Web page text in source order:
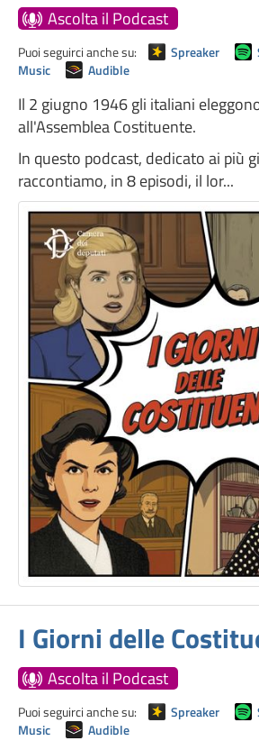
Ascolta il Podcast
Puoi seguirci anche su: Spreaker
Music
Audible
Il 2 giugno 1946 gli italiani
all'Assemblea Costituente.
In questo podcast, dedicato ai più
raccontiamo, in 8 episodi, il lor...
I Giorni delle
Ascolta il Podcast
Puoi seguirci anche su: Spreaker
Music
Audible